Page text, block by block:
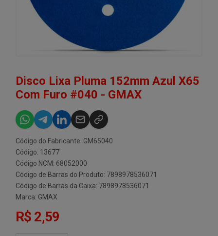
Disco Lixa Pluma 152mm Azul X65
Com Furo #040 - GMAX
Código do Fabricante: GM65040
Código: 13677
Código NCM: 68052000
Código de Barras do Produto: 7898978536071
Código de Barras da Caixa: 7898978536071
Marca: GMAX
R$ 2,59